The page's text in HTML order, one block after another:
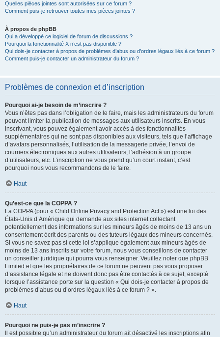
Quelles pièces jointes sont autorisées sur ce forum ?
Comment puis-je retrouver toutes mes pièces jointes ?
À propos de phpBB
Qui a développé ce logiciel de forum de discussions ?
Pourquoi la fonctionnalité X n’est pas disponible ?
Qui dois-je contacter à propos de problèmes d’abus ou d’ordres légaux liés à ce forum ?
Comment puis-je contacter un administrateur du forum ?
Problèmes de connexion et d’inscription
Pourquoi ai-je besoin de m’inscrire ?
Vous n’êtes pas dans l’obligation de le faire, mais les administrateurs du forum
peuvent limiter la publication de messages aux utilisateurs inscrits. En vous
inscrivant, vous pouvez également avoir accès à des fonctionnalités
supplémentaires qui ne sont pas disponibles aux visiteurs, tels que l’affichage
d’avatars personnalisés, l’utilisation de la messagerie privée, l’envoi de
courriers électroniques aux autres utilisateurs, l’adhésion à un groupe
d’utilisateurs, etc. L’inscription ne vous prend qu’un court instant, c’est
pourquoi nous vous recommandons de le faire.
Haut
Qu’est-ce que la COPPA ?
La COPPA (pour « Child Online Privacy and Protection Act ») est une loi des
États-Unis d’Amérique qui demande aux sites internet collectant
potentiellement des informations sur les mineurs âgés de moins de 13 ans un
consentement écrit des parents ou des tuteurs légaux des mineurs concernés.
Si vous ne savez pas si cette loi s’applique également aux mineurs âgés de
moins de 13 ans inscrits sur votre forum, nous vous conseillons de contacter
un conseiller juridique qui pourra vous renseigner. Veuillez noter que phpBB
Limited et que les propriétaires de ce forum ne peuvent pas vous proposer
d’assistance légale et ne doivent donc pas être contactés à ce sujet, excepté
lorsque l’assistance porte sur la question « Qui dois-je contacter à propos de
problèmes d’abus ou d’ordres légaux liés à ce forum ? ».
Haut
Pourquoi ne puis-je pas m’inscrire ?
Il est possible qu’un administrateur du forum ait désactivé les inscriptions afin